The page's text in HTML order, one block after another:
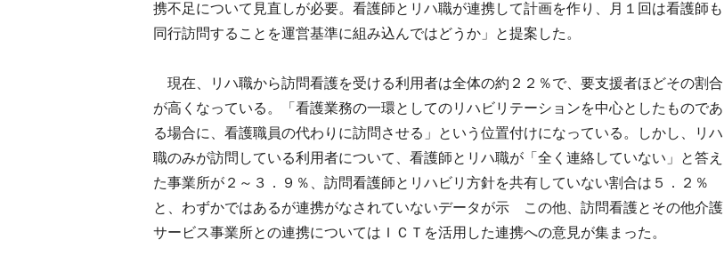
携不足について見直しが必要。看護師とリハ職が連携して計画を作り、月１回は看護師も
同行訪問することを運営基準に組み込んではどうか」と提案した。
現在、リハ職から訪問看護を受ける利用者は全体の約２２％で、要支援者ほどその割合
が高くなっている。「看護業務の一環としてのリハビリテーションを中心としたものであ
る場合に、看護職員の代わりに訪問させる」という位置付けになっている。しかし、リハ
職のみが訪問している利用者について、看護師とリハ職が「全く連絡していない」と答え
た事業所が２～３．９％、訪問看護師とリハビリ方針を共有していない割合は５．２％
と、わずかではあるが連携がなされていないデータが示 この他、訪問看護とその他介護
サービス事業所との連携についてはＩＣＴを活用した連携への意見が集まった。